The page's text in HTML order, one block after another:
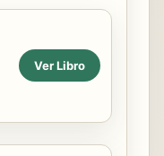
Ver Libro